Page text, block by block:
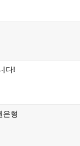
다!
은형